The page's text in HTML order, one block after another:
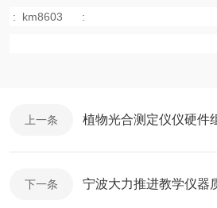
: km8603 :
上一条 植物光合测定仪仪硬件
下一条 宁波大力推进教学仪器